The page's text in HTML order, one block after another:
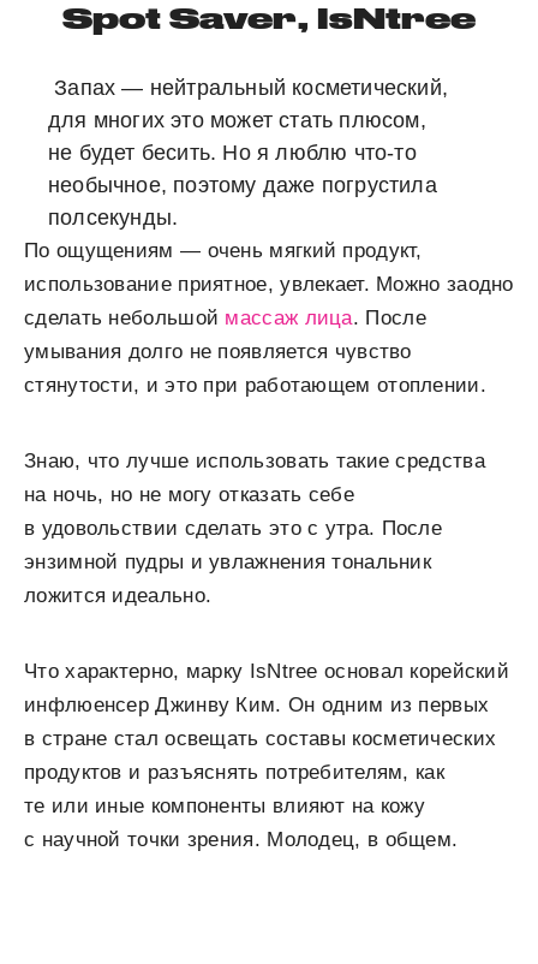
Spot Saver, IsNtree
Запах — нейтральный косметический,
для многих это может стать плюсом,
не будет бесить. Но я люблю что-то
необычное, поэтому даже погрустила
полсекунды.
По ощущениям — очень мягкий продукт,
использование приятное, увлекает. Можно заодно
сделать небольшой массаж лица. После
умывания долго не появляется чувство
стянутости, и это при работающем отоплении.
Знаю, что лучше использовать такие средства
на ночь, но не могу отказать себе
в удовольствии сделать это с утра. После
энзимной пудры и увлажнения тональник
ложится идеально.
Что характерно, марку IsNtree основал корейский
инфлюенсер Джинву Ким. Он одним из первых
в стране стал освещать составы косметических
продуктов и разъяснять потребителям, как
те или иные компоненты влияют на кожу
с научной точки зрения. Молодец, в общем.